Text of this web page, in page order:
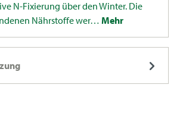
N-Fixierung über den Winter. Die
Nährstoffe wer…Mehr